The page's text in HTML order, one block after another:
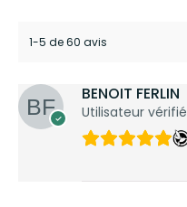
1-5 de 60 avis
BENOIT FERLIN
Utilisateur vérifié